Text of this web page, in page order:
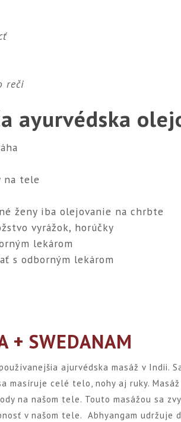
reči
ayurvédska
na tele
ženy iba olejovanie na chrbte
vyrážok, horúčky
lekárom
s odborným lekárom
+ SWEDANAM
ajurvédska masáž v Indii.
masíruje celé telo, nohy aj ruky.
na našom tele. Touto masážou sa
v našom tele. Abhyangam udržuje